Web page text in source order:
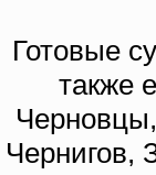
Готовые
также
Чернигов,